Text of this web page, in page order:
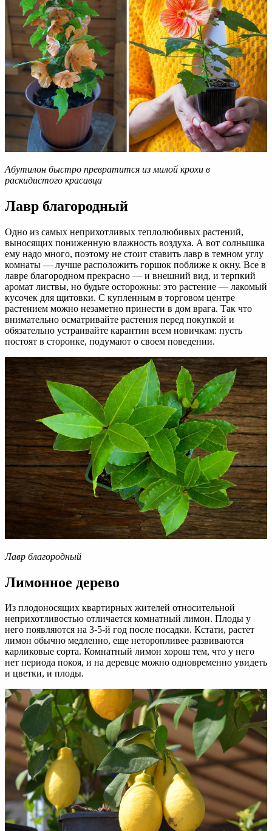
Абутилон быстро превратится из милой крохи в
раскидистого красавца
Лавр благородный
Одно из самых неприхотливых теплолюбивых растений,
выносящих пониженную влажность воздуха. А вот солнышка
ему надо много, поэтому не стоит ставить лавр в темном углу
комнаты — лучше расположить горшок поближе к окну. Все в
лавре благородном прекрасно — и внешний вид, и терпкий
аромат листвы, но будьте осторожны: это растение — лакомый
кусочек для щитовки. С купленным в торговом центре
растением можно незаметно принести в дом врага. Так что
внимательно осматривайте растения перед покупкой и
обязательно устраивайте карантин всем новичкам: пусть
постоят в сторонке, подумают о своем поведении.
Лавр благородный
Лимонное дерево
Из плодоносящих квартирных жителей относительной
неприхотливостью отличается комнатный лимон. Плоды у
него появляются на 3-5-й год после посадки. Кстати, растет
лимон обычно медленно, еще неторопливее развиваются
карликовые сорта. Комнатный лимон хорош тем, что у него
нет периода покоя, и на деревце можно одновременно увидеть
и цветки, и плоды.